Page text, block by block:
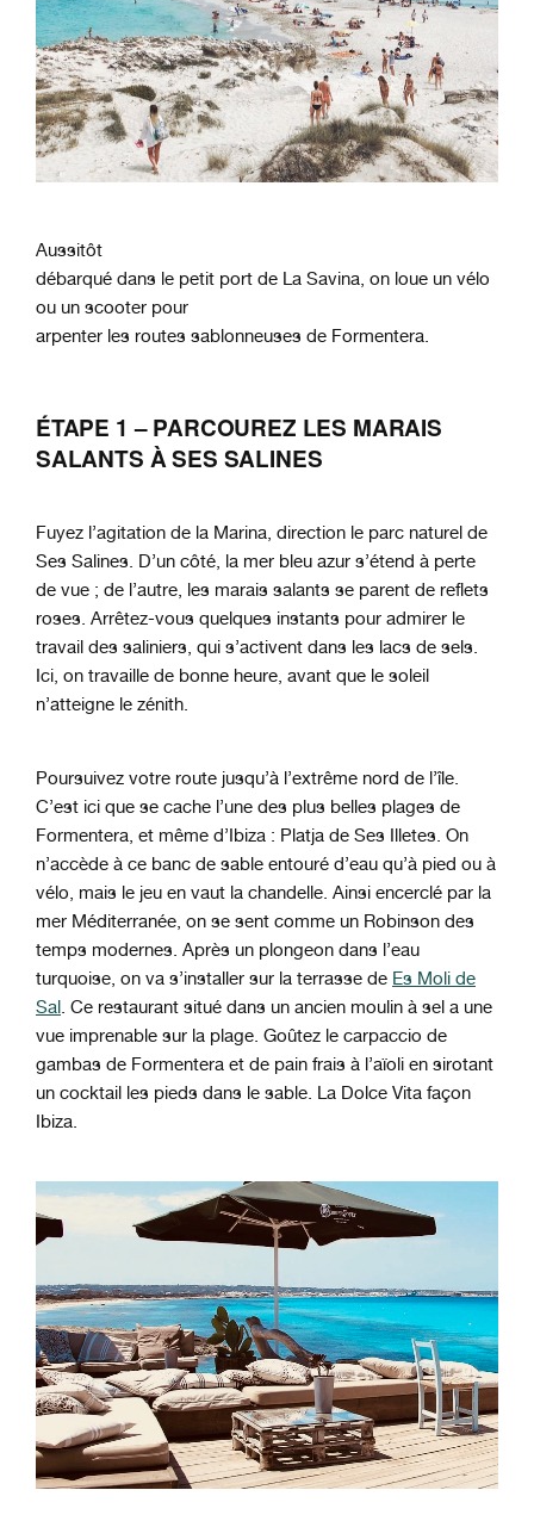
Aussitôt
débarqué dans le petit port de La Savina, on loue un vélo
ou un scooter pour
arpenter les routes sablonneuses de Formentera.
ÉTAPE 1 – PARCOUREZ LES MARAIS
SALANTS À SES SALINES
Fuyez l’agitation de la Marina, direction le parc naturel de
Ses Salines. D’un côté, la mer bleu azur s’étend à perte
de vue ; de l’autre, les marais salants se parent de reflets
roses. Arrêtez-vous quelques instants pour admirer le
travail des saliniers, qui s’activent dans les lacs de sels.
Ici, on travaille de bonne heure, avant que le soleil
n’atteigne le zénith.
Poursuivez votre route jusqu’à l’extrême nord de l’île.
C’est ici que se cache l’une des plus belles plages de
Formentera, et même d’Ibiza : Platja de Ses Illetes. On
n’accède à ce banc de sable entouré d’eau qu’à pied ou à
vélo, mais le jeu en vaut la chandelle. Ainsi encerclé par la
mer Méditerranée, on se sent comme un Robinson des
temps modernes. Après un plongeon dans l’eau
turquoise, on va s’installer sur la terrasse de Es Moli de
Sal. Ce restaurant situé dans un ancien moulin à sel a une
vue imprenable sur la plage. Goûtez le carpaccio de
gambas de Formentera et de pain frais à l’aïoli en sirotant
un cocktail les pieds dans le sable. La Dolce Vita façon
Ibiza.